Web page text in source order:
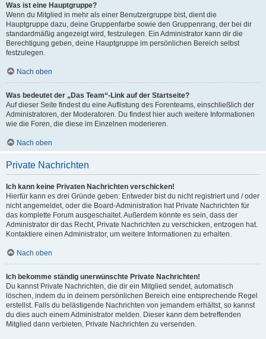
Was ist eine Hauptgruppe?
Wenn du Mitglied in mehr als einer Benutzergruppe bist, dient die
Hauptgruppe dazu, deine Gruppenfarbe sowie den Gruppenrang, der bei dir
standardmäßig angezeigt wird, festzulegen. Ein Administrator kann dir die
Berechtigung geben, deine Hauptgruppe im persönlichen Bereich selbst
festzulegen.
Nach oben
Was bedeutet der „Das Team“-Link auf der Startseite?
Auf dieser Seite findest du eine Auflistung des Forenteams, einschließlich der
Administratoren, der Moderatoren. Du findest hier auch weitere Informationen
wie die Foren, die diese im Einzelnen moderieren.
Nach oben
Private Nachrichten
Ich kann keine Privaten Nachrichten verschicken!
Hierfür kann es drei Gründe geben: Entweder bist du nicht registriert und / oder
nicht angemeldet, oder die Board-Administration hat Private Nachrichten für
das komplette Forum ausgeschaltet. Außerdem könnte es sein, dass der
Administrator dir das Recht, Private Nachrichten zu verschicken, entzogen hat.
Kontaktiere einen Administrator, um weitere Informationen zu erhalten.
Nach oben
Ich bekomme ständig unerwünschte Private Nachrichten!
Du kannst Private Nachrichten, die dir ein Mitglied sendet, automatisch
löschen, indem du in deinem persönlichen Bereich eine entsprechende Regel
erstellst. Falls du belästigende Nachrichten von jemandem erhältst, so kannst
du dies auch einem Administrator melden. Dieser kann dem betreffenden
Mitglied dann verbieten, Private Nachrichten zu versenden.